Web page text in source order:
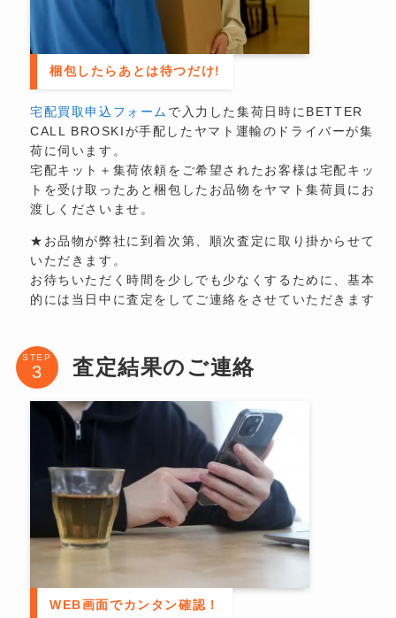
梱包したらあとは待つだけ!
宅配買取申込フォーム で入力した集荷日時にBETTER
CALL BROSKIが手配したヤマト運輸のドライバーが集
荷に伺います。
宅配キット＋集荷依頼をご希望されたお客様は宅配キッ
トを受け取ったあと梱包したお品物をヤマト集荷員にお
渡しくださいませ。
★お品物が弊社に到着次第、順次査定に取り掛からせて
いただきます。
お待ちいただく時間を少しでも少なくするために、基本
的には当日中に査定をしてご連絡をさせていただきます
STEP 査定結果のご連絡
WEB画面でカンタン確認！